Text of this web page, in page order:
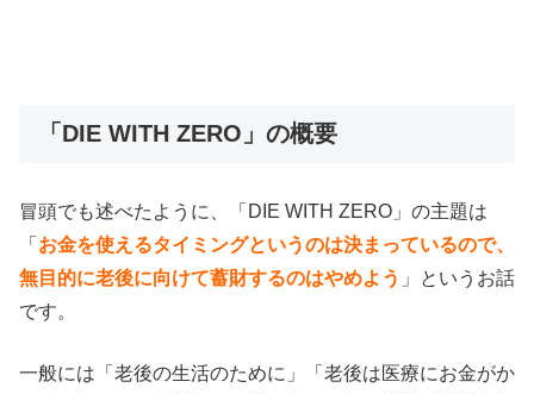
「DIE WITH ZERO」の概要
冒頭でも述べたように、「DIE WITH ZERO」の主題は
「 お金を使えるタイミングというのは決まっているので、
無目的に老後に向けて蓄財するのはやめよう 」というお話
です。
一般には「老後の生活のために」「老後は医療にお金がか